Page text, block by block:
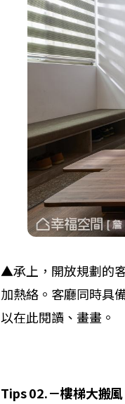
▲承上，開放規劃的
加熱絡。客廳同時具
以在此閱讀、畫畫。
Tips 02.－樓梯大搬